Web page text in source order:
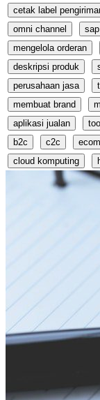
cetak label
omni channel
mengelola orderan
deskripsi produk
perusahaan jasa
membuat brand
aplikasi jualan
b2c
c2c
cloud komputing